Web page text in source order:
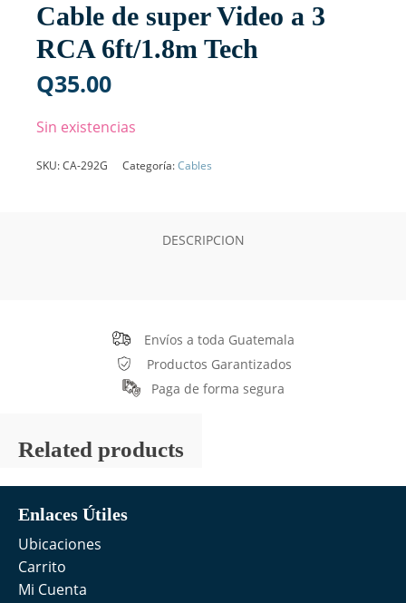
Cable de super Video a 3
RCA 6ft/1.8m Tech
Q35.00
Sin existencias
SKU:CA-292G Categoría:Cables
DESCRIPCION
Envíos a toda Guatemala
Productos Garantizados
Paga de forma segura
Related products
Enlaces Útiles
Ubicaciones
Carrito
Mi Cuenta